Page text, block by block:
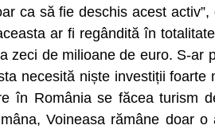
ca să fie deschis acest
ar fi regândită în
zeci de milioane de euro. S-ar
necesită niște investiții foarte
în România se făcea turism
Voineasa rămâne doar